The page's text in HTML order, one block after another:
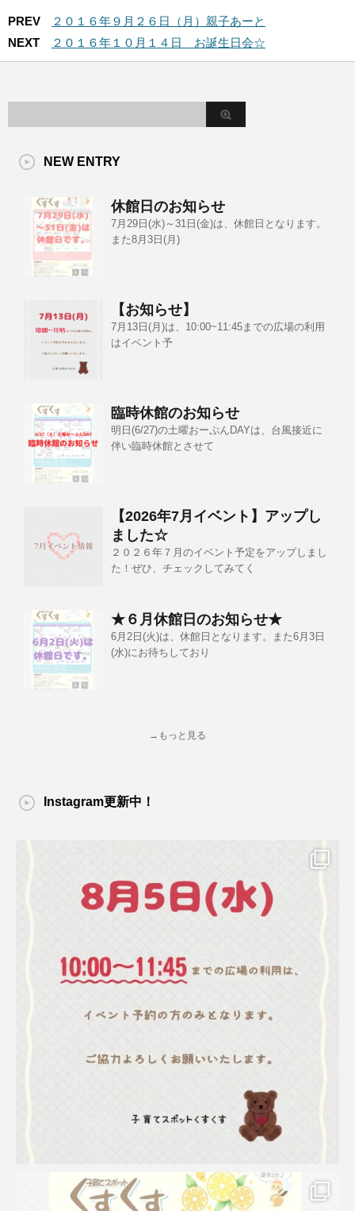
PREV
２０１６年９月２６日（月）親子あーと
NEXT
２０１６年１０月１４日 お誕生日会☆
NEW ENTRY
休館日のお知らせ
7月29日(水)～31日(金)は、休館日となります。
また8月3日(月)
【お知らせ】
7月13日(月)は、10:00~11:45までの広場の利用
はイベント予
臨時休館のお知らせ
明日(6/27)の土曜おーぷんDAYは、台風接近に
伴い臨時休館とさせて
【2026年7月イベント】アップし
ました☆
２０２６年７月のイベント予定をアップしまし
た！ぜひ、チェックしてみてく
★６月休館日のお知らせ★
6月2日(火)は、休館日となります。また6月3日
(水)にお待ちしており
→もっと見る
Instagram更新中！